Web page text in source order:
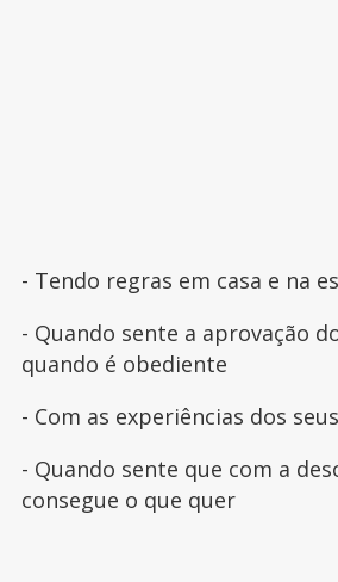
- Tendo regras em casa e na
- Quando sente a aprovação
quando é obediente
- Com as experiências dos
- Quando sente que com a
consegue o que quer